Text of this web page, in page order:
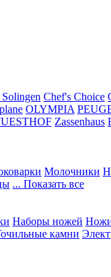
Chef's Choice
OLYMPIA
Zassenhaus
Молочники
... Показать все
Наборы ножей Ножи
камни